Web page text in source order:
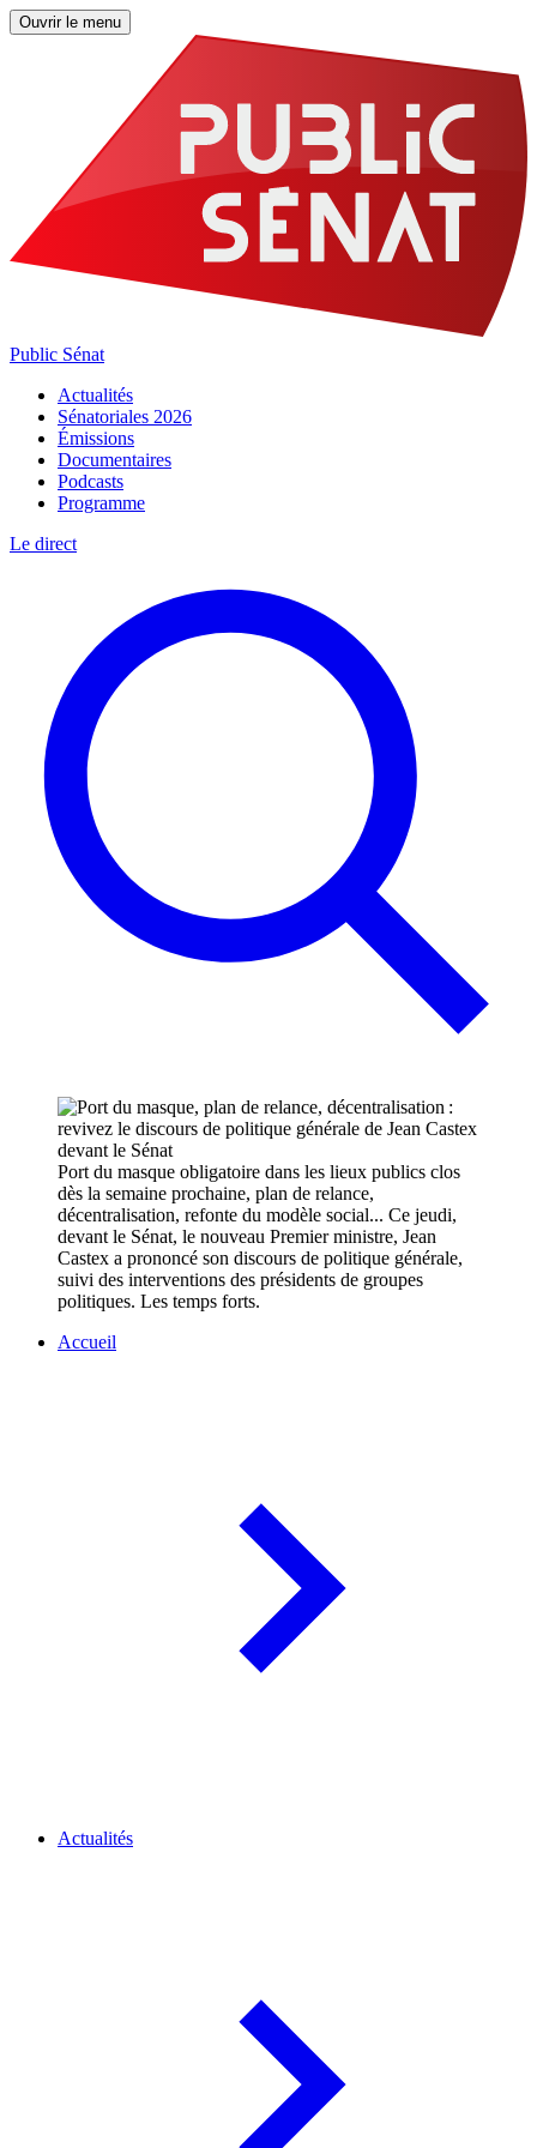
Ouvrir le menu
Public Sénat
Actualités
Sénatoriales 2026
Émissions
Documentaires
Podcasts
Programme
Le direct
Port du masque obligatoire dans les lieux publics clos
dès la semaine prochaine, plan de relance,
décentralisation, refonte du modèle social... Ce jeudi,
devant le Sénat, le nouveau Premier ministre, Jean
Castex a prononcé son discours de politique générale,
suivi des interventions des présidents de groupes
politiques. Les temps forts.
Accueil
Actualités